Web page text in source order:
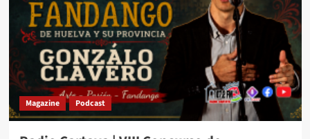
Magazine Podcast